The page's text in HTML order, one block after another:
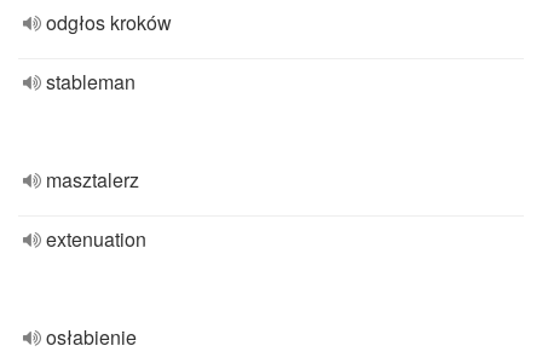
odgłos kroków
stableman
masztalerz
extenuation
osłabienie